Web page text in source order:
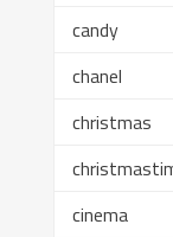
candy
chanel
christmas
cinema